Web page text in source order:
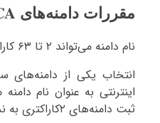
مقررات دامنه‌های CA.
نام دامنه می‌تواند ۲ تا ۶۳ کاراکتر باشد.
انتخاب یکی از دامنه‌های
اینترنتی به عنوان نام
ثبت دامنه‌های ۲کاراکتری به ندرت انجام می‌شود.